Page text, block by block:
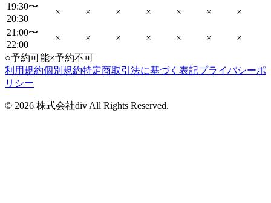
19:30〜
20:30
× × × × × ×
×
21:00〜
22:00
× × × × × ×
×
○予約可能×予約不可
利用規約個別規約特定商取引法に基づく表記プライバシーポ
リシー
© 2026 株式会社div All Rights Reserved.